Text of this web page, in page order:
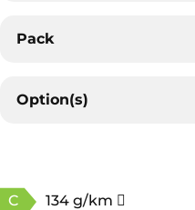
Pack
Option(s)
C 134 g/km